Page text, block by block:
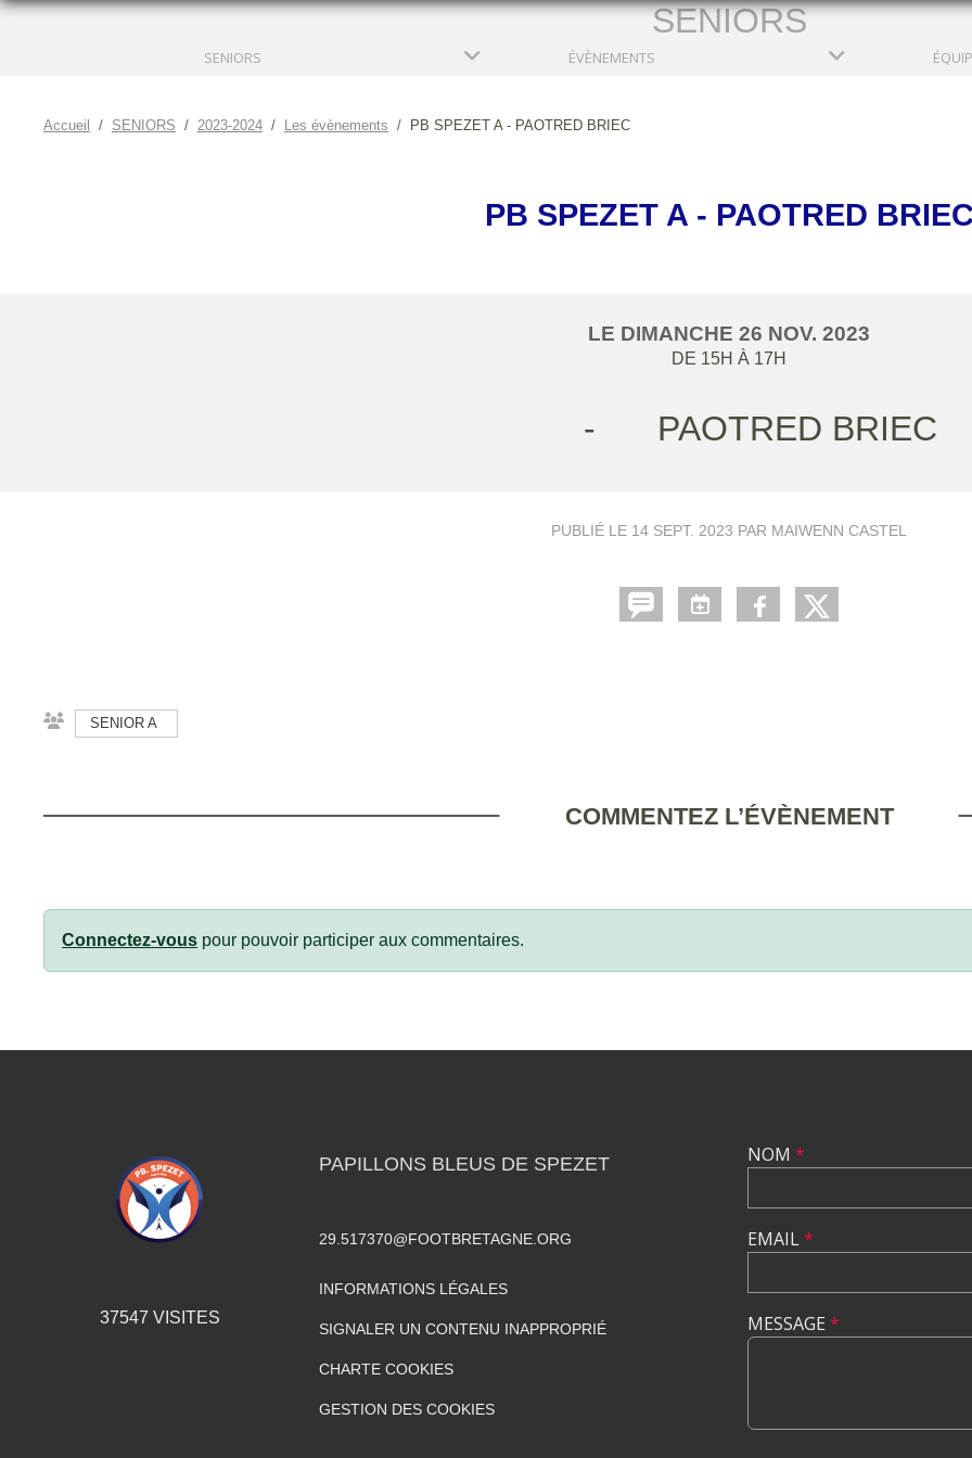
SENIORS
SENIORS ÉVÈNEMENTS
Accueil SENIORS 2023-2024 Les évènements PB SPEZET A - PAOTRED BRIEC
PB SPEZET A - PAOTRED
LE DIMANCHE 26 NOV. 2023
DE 15H À 17H
- PAOTRED BRIEC
PUBLIÉ LE 14 SEPT. 2023 PAR MAIWENN CASTEL
SENIOR A
COMMENTEZ L’ÉVÈNEMENT
Connectez-vous pour pouvoir participer aux commentaires.
37547 VISITES
PAPILLONS BLEUS DE SPEZET
29.517370@FOOTBRETAGNE.ORG
INFORMATIONS LÉGALES
SIGNALER UN CONTENU INAPPROPRIÉ
CHARTE COOKIES
GESTION DES COOKIES
NOM *
EMAIL*
MESSAGE *